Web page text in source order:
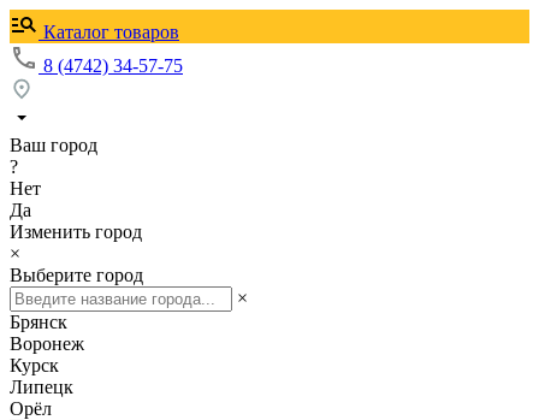
Каталог товаров
8 (4742) 34-57-75
Ваш город
?
Нет
Да
Изменить город
×
Выберите город
×
Брянск
Воронеж
Курск
Липецк
Орёл